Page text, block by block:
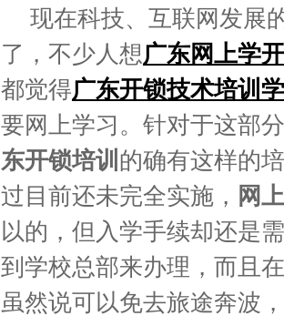
现在科技、互联网发展
了，不少人想广东网上学
都觉得广东开锁技术培训
要网上学习。针对于这部分
东开锁培训 的确有这样的
过目前还未完全实施， 网
以的，但入学手续却还是
到学校总部来办理，而且
虽然说可以免去旅途奔波